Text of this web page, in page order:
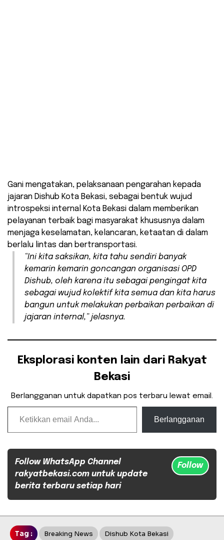
Gani mengatakan, pelaksanaan pengarahan kepada
jajaran Dishub Kota Bekasi, sebagai bentuk wujud
introspeksi internal Kota Bekasi dalam memberikan
pelayanan terbaik bagi masyarakat khususnya dalam
menjaga keselamatan, kelancaran, ketaatan di dalam
berlalu lintas dan bertransportasi.
“Ini kita saksikan, kita tahu sendiri banyak
kemarin kemarin goncangan organisasi OPD
Dishub, oleh karena itu sebagai pengingat kita
sebagai wujud kolektif kita semua dan kita harus
bangun untuk melakukan perbaikan perbaikan di
jajaran internal,” jelasnya.
Eksplorasi konten lain dari Rakyat
Bekasi
Berlangganan untuk dapatkan pos terbaru lewat email.
Ketikkan email Anda...
Berlangganan
Follow WhatsApp Channel
rakyatbekasi.com untuk update
berita terbaru setiap hari
Follow
Tag : Breaking News Dishub Kota Bekasi